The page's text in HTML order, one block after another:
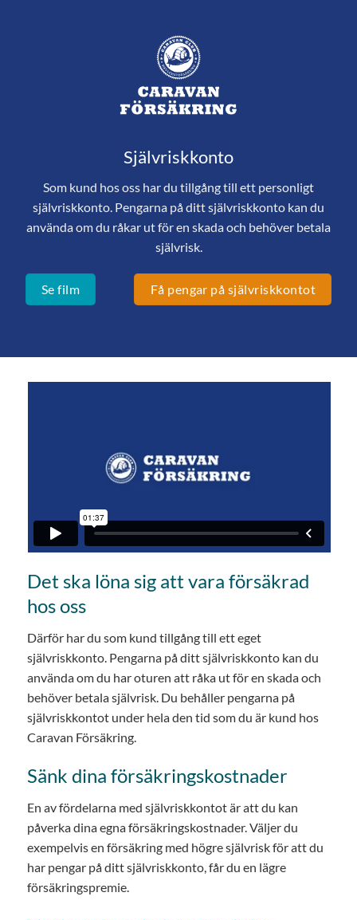
Självriskkonto
Som kund hos oss har du tillgång till ett personligt
självriskkonto. Pengarna på ditt självriskkonto kan du
använda om du råkar ut för en skada och behöver betala
självrisk.
Se film Få pengar på självriskkontot
Det ska löna sig att vara försäkrad
hos oss
Därför har du som kund tillgång till ett eget
självriskkonto. Pengarna på ditt självriskkonto kan du
använda om du har oturen att råka ut för en skada och
behöver betala självrisk. Du behåller pengarna på
självriskkontot under hela den tid som du är kund hos
Caravan Försäkring.
Sänk dina försäkringskostnader
En av fördelarna med självriskkontot är att du kan
påverka dina egna försäkringskostnader. Väljer du
exempelvis en försäkring med högre självrisk för att du
har pengar på ditt självriskkonto, får du en lägre
försäkringspremie.